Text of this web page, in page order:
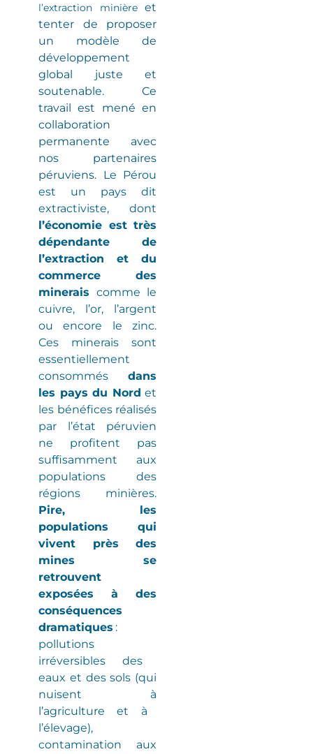
l’extraction minière et
tenter de proposer
un modèle de
développement
global juste et
soutenable. Ce
travail est mené en
collaboration
permanente avec
nos partenaires
péruviens. Le Pérou
est un pays dit
extractiviste, dont
l’économie est très
dépendante de
l’extraction et du
commerce des
minerais comme le
cuivre, l’or, l’argent
ou encore le zinc.
Ces minerais sont
essentiellement
consommés dans
les pays du Nord et
les bénéfices réalisés
par l’état péruvien
ne profitent pas
suffisamment aux
populations des
régions minières.
Pire, les
populations qui
vivent près des
mines se
retrouvent
exposées à des
conséquences
dramatiques :
pollutions
irréversibles des
eaux et des sols (qui
nuisent à
l’agriculture et à
l’élevage),
contamination aux